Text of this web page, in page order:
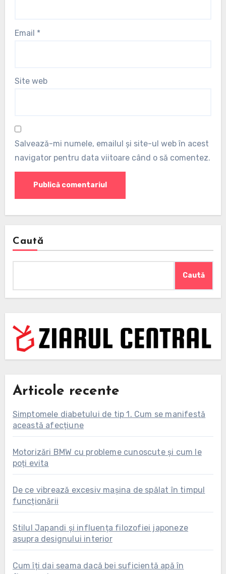
Email *
Site web
Salvează-mi numele, emailul și site-ul web în acest
navigator pentru data viitoare când o să comentez.
Caută
Caută
Articole recente
Simptomele diabetului de tip 1. Cum se manifestă
această afecțiune
Motorizări BMW cu probleme cunoscute și cum le
poți evita
De ce vibrează excesiv mașina de spălat în timpul
funcționării
Stilul Japandi și influența filozofiei japoneze
asupra designului interior
Cum îți dai seama dacă bei suficientă apă în